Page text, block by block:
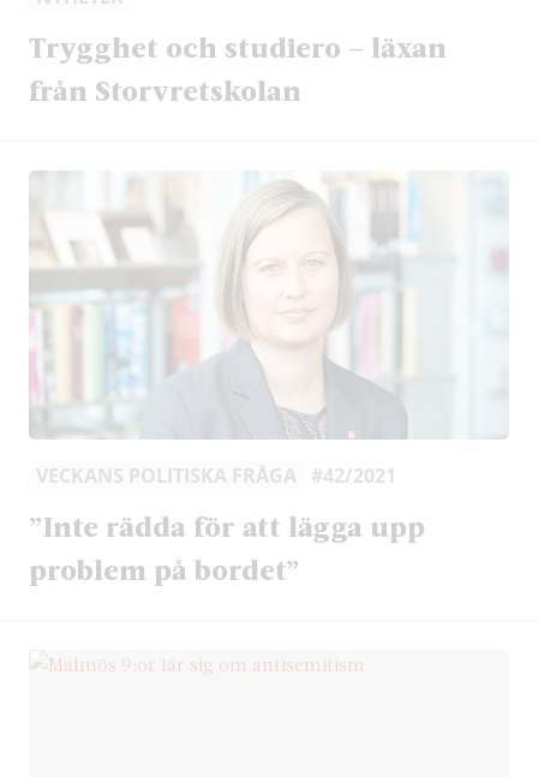
Trygghet och studiero – läxan
från Storvretskolan
VECKANS POLITISKA FRÅGA #42/2021
”Inte rädda för att lägga upp
problem på bordet”